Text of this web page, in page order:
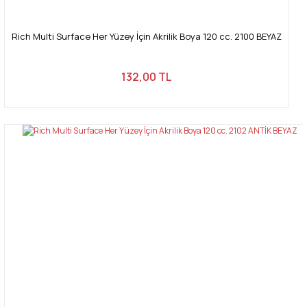
Rich Multi Surface Her Yüzey İçin Akrilik Boya 120 cc. 2100 BEYAZ
132,00 TL